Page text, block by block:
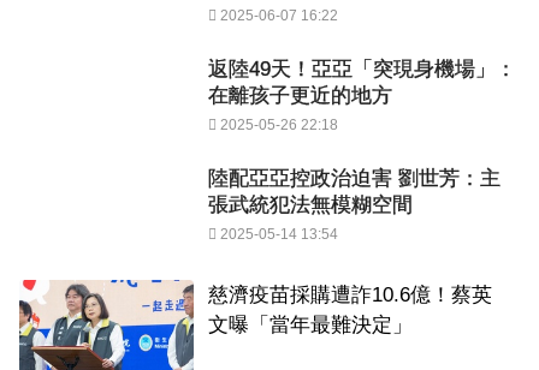
2025-06-07 16:22
返陸49天！亞亞「突現身機場」：
在離孩子更近的地方
2025-05-26 22:18
陸配亞亞控政治迫害 劉世芳：主
張武統犯法無模糊空間
2025-05-14 13:54
慈濟疫苗採購遭詐10.6億！蔡英
文曝「當年最難決定」